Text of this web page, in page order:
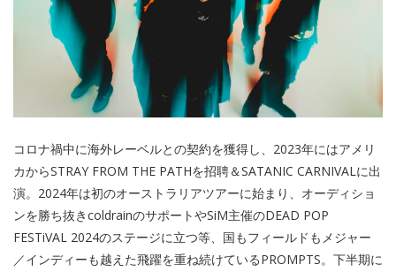
コロナ禍中に海外レーベルとの契約を獲得し、2023年にはアメリ
カからSTRAY FROM THE PATHを招聘＆SATANIC CARNIVALに出
演。2024年は初のオーストラリアツアーに始まり、オーディショ
ンを勝ち抜きcoldrainのサポートやSiM主催のDEAD POP
FESTiVAL 2024のステージに立つ等、国もフィールドもメジャー
／インディーも越えた飛躍を重ね続けているPROMPTS。下半期に